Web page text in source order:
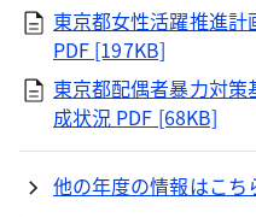
東京都女性活躍推進
PDF [197KB]
東京都配偶者暴力対
成状況 PDF [68KB]
他の年度の情報はこち